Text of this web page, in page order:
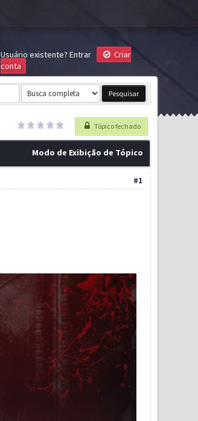
Usuário existente? Entrar
Criar
conta
Tópico fechado
Modo de Exibição de Tópico
#1